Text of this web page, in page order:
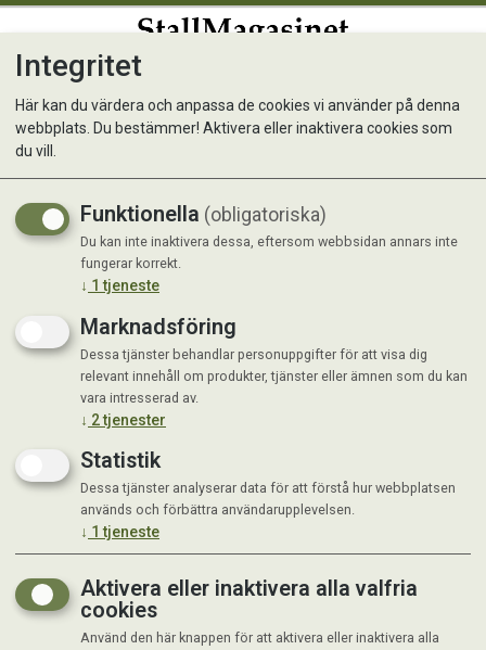
Proferm - flera storlekar
Fermenterat Dinkelkli
Integritet
Här kan du värdera och anpassa de cookies vi använder på denna
webbplats. Du bestämmer! Aktivera eller inaktivera cookies som
du vill.
Funktionella (obligatoriska)
Du kan inte inaktivera dessa, eftersom webbsidan annars inte
fungerar korrekt.
↓ 1 tjeneste
Marknadsföring
Dessa tjänster behandlar personuppgifter för att visa dig
relevant innehåll om produkter, tjänster eller ämnen som du kan
vara intresserad av.
↓ 2tjenester
Statistik
Dessa tjänster analyserar data för att förstå hur webbplatsen
används och förbättra användarupplevelsen.
↓ 1 tjeneste
Aktivera eller inaktivera alla valfria
cookies
Använd den här knappen för att aktivera eller inaktivera alla